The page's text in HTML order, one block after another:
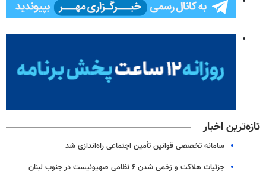
تازه‌ترین اخبار
سامانه تخصصی قوانین تأمین اجتماعی راه‌اندازی شد
جزئیات هلاکت و زخمی شدن ۶ نظامی صهیونیست در جنوب لبنان